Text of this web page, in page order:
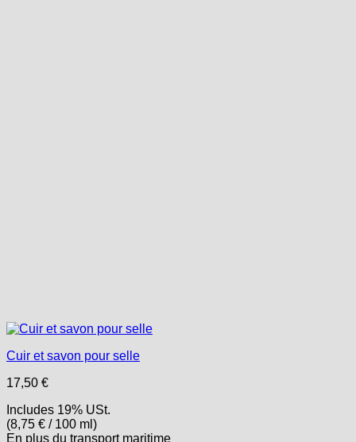
Cuir et savon pour selle
17,50 €
Includes 19% USt.
(8,75 € / 100 ml)
En plus du transportmaritime